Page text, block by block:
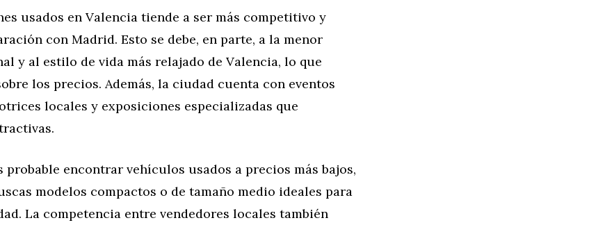
usados en Valencia tiende a ser más competitivo y
con Madrid. Esto se debe, en parte, a la menor
y al estilo de vida más relajado de Valencia, lo que
los precios. Además, la ciudad cuenta con eventos
locales y exposiciones especializadas que
probable encontrar vehículos usados a precios más bajos,
modelos compactos o de tamaño medio ideales para
La competencia entre vendedores locales también